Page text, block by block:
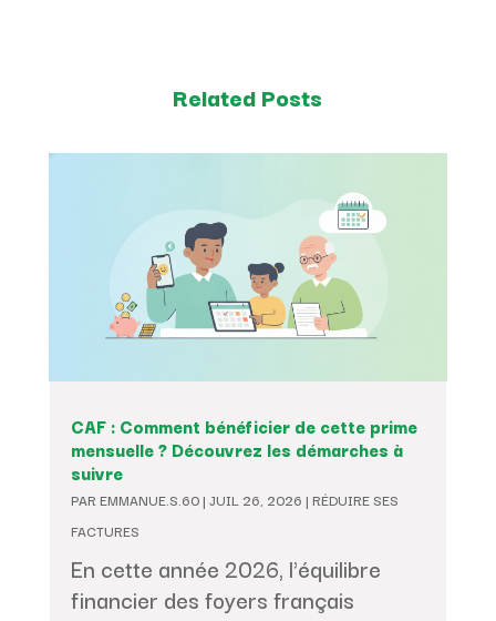
Related Posts
CAF : Comment bénéficier de cette prime
mensuelle ? Découvrez les démarches à
suivre
PAR EMMANUE.S.60| JUIL 26, 2026 | RÉDUIRE SES
FACTURES
En cette année 2026, l'équilibre
financier des foyers français